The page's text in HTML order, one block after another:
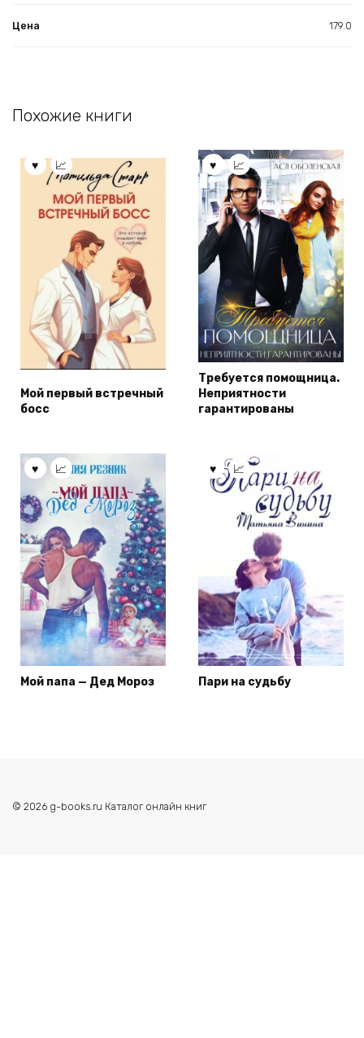
Цена 179.0
Похожие книги
Мой первый встречный
босс
Требуется помощница.
Неприятности
гарантированы
Мой папа — Дед Мороз Пари на судьбу
© 2026 g-books.ru Каталог онлайн книг